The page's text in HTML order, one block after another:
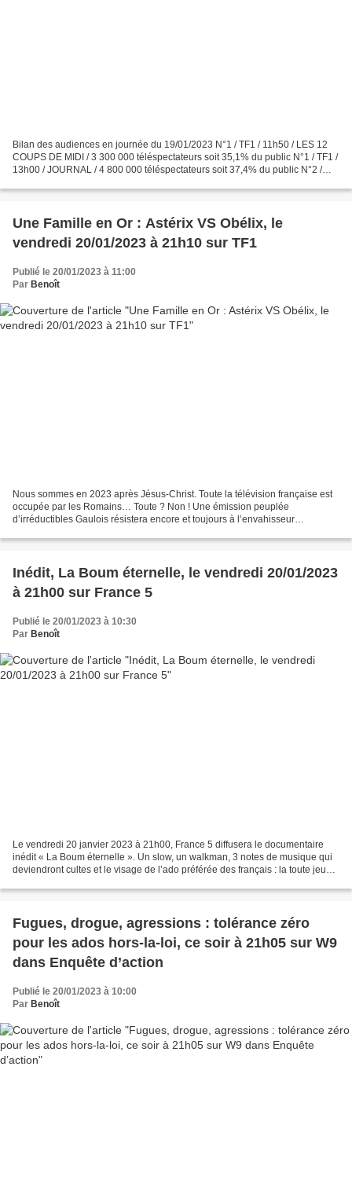
Bilan des audiences en journée du 19/01/2023 N°1 / TF1 / 11h50 / LES 12
COUPS DE MIDI / 3 300 000 téléspectateurs soit 35,1% du public N°1 / TF1 /
13h00 / JOURNAL / 4 800 000 téléspectateurs soit 37,4% du public N°2 /
Une Famille en Or : Astérix VS Obélix, le
vendredi 20/01/2023 à 21h10 sur TF1
Publié le 20/01/2023 à 11:00
Par Benoît
Nous sommes en 2023 après Jésus-Christ. Toute la télévision française est
occupée par les Romains… Toute ? Non ! Une émission peuplée
d’irréductibles Gaulois résistera encore et toujours à l’envahisseur
Inédit, La Boum éternelle, le vendredi 20/01/2023
à 21h00 sur France 5
Publié le 20/01/2023 à 10:30
Par Benoît
Le vendredi 20 janvier 2023 à 21h00, France 5 diffusera le documentaire
inédit « La Boum éternelle ». Un slow, un walkman, 3 notes de musique qui
deviendront cultes et le visage de l’ado préférée des français : la toute jeune
Fugues, drogue, agressions : tolérance zéro
pour les ados hors-la-loi, ce soir à 21h05 sur W9
dans Enquête d’action
Publié le 20/01/2023 à 10:00
Par Benoît